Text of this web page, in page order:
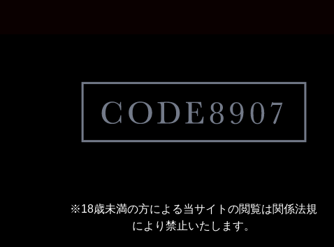
※18歳未満の方による当サイトの閲覧は関係法規
により禁止いたします。